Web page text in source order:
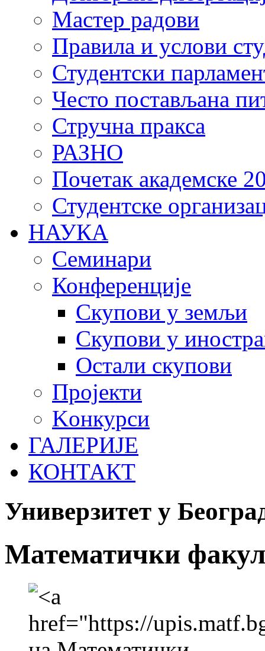
Мастер радови
Правила и услови
Студентски
Често постављана
Стручна пракса
РАЗНО
Почетак академске
Студентске
НАУКА
Семинари
Конференције
Скупови у земљи
Скупови у
Остали скупови
Пројекти
Koнкурси
ГАЛЕРИЈЕ
КОНТАКТ
Универзитет у
Математички